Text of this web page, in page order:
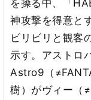
を操る中、「
神攻撃を得意と
ビリビリと観客
示す。アストロ
Astro9（
樹）がヴィー（